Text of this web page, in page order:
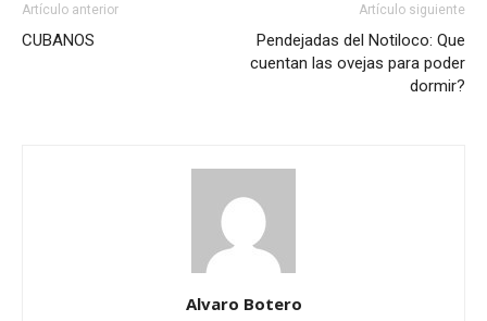
Artículo anterior
CUBANOS
Artículo siguiente
Pendejadas del Notiloco: Que
cuentan las ovejas para poder
dormir?
Alvaro Botero